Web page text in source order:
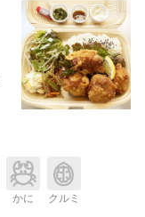
かに クルミ